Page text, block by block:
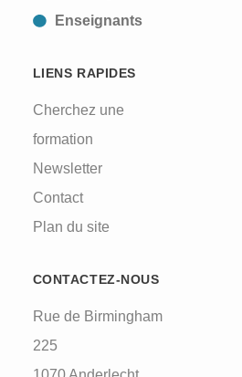
Enseignants
LIENS RAPIDES
Cherchez une
formation
Newsletter
Contact
Plan du site
CONTACTEZ-NOUS
Rue de Birmingham
225